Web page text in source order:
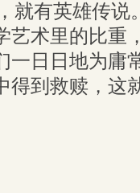
就有英雄传说
艺术里的比重
一日日地为庸
得到救赎，这